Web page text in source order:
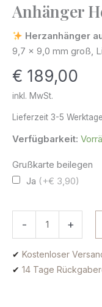
Anhänger
Herzanhänger
9,7 × 9,0 mm groß,
€ 189,00
inkl. MwSt.
Lieferzeit 3-5 Werktage
Verfügbarkeit:
Grußkarte beilegen
Ja (+€ 3,90)
-
Anhänger
Zirkonia
585
Gold
Menge
+
✔ Kostenloser
✔ 14 Tage